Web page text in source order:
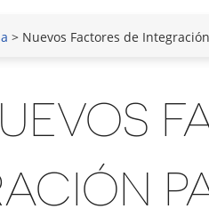
> Nuevos Factores de